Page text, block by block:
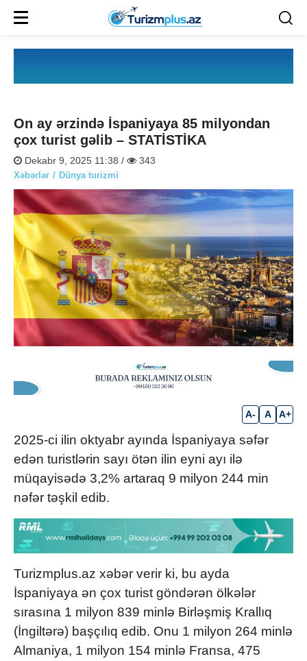
On ay ərzində İspaniyaya 85 milyondan
çox turist gəlib – STATİSTİKA
Dekabr 9, 2025 11:38 / 343
Xəbərlər Dünya turizmi
A- A A+
2025-ci ilin oktyabr ayında İspaniyaya səfər
edən turistlərin sayı ötən ilin eyni ayı ilə
müqayisədə 3,2% artaraq 9 milyon 244 min
nəfər təşkil edib.
Turizmplus.az xəbər verir ki, bu ayda
İspaniyaya ən çox turist göndərən ölkələr
sırasına 1 milyon 839 minlə Birləşmiş Krallıq
(İngiltərə) başçılıq edib. Onu 1 milyon 264 minlə
Almaniya, 1 milyon 154 minlə Fransa, 475